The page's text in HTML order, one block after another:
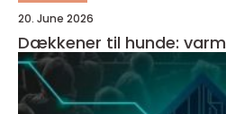
20. June 2026
Dækkener til hunde: